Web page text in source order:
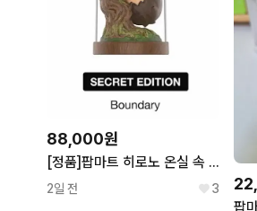
88,000원
[정품]팝마트 히로노 온실 속 억새 시리즈(시크릿)미개봉 새상품
2일 전 3